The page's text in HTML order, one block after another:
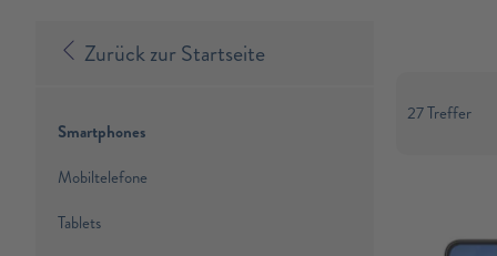
Zurück zur Startseite
Smartphones
Mobiltelefone
Tablets
27 Treffer